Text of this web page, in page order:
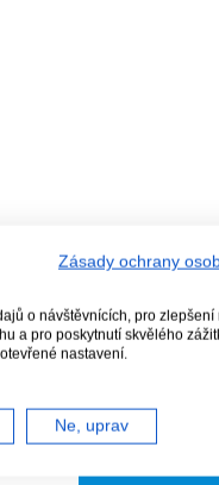
cyklus
Zásady ochrany
o návštěvnících, pro zlepšení
a pro poskytnutí skvělého
nastavení.
Ne, uprav